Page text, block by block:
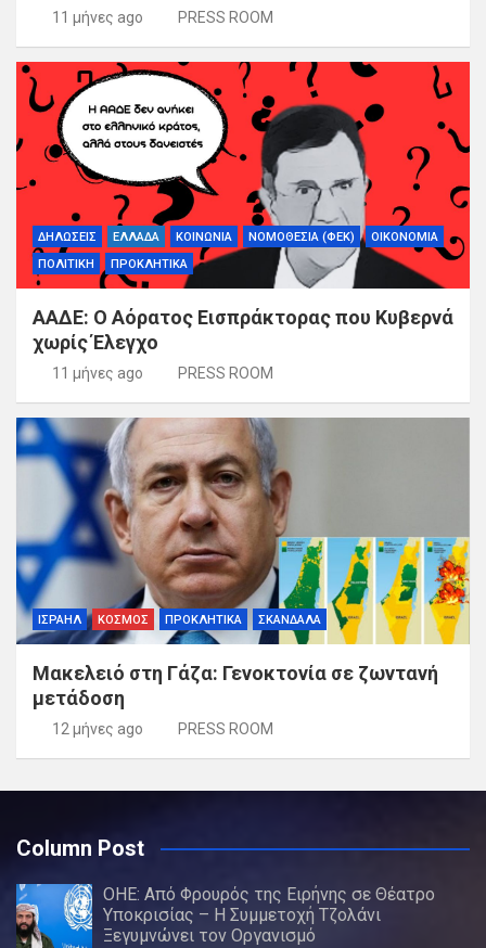
11 μήνες ago PRESS ROOM
ΔΗΛΩΣΕΙΣ ΕΛΛΑΔΑ ΚΟΙΝΩΝΙΑ ΝΟΜΟΘΕΣΙΑ (ΦΕΚ)
ΟΙΚΟΝΟΜΙΑ
ΠΟΛΙΤΙΚΗ
ΠΡΟΚΛΗΤΙΚΑ
ΑΑΔΕ: Ο Αόρατος Εισπράκτορας που Κυβερνά
χωρίς Έλεγχο
11 μήνες ago PRESS ROOM
ΙΣΡΑΗΛ ΚΟΣΜΟΣ ΠΡΟΚΛΗΤΙΚΑ ΣΚΑΝΔΑΛΑ
Μακελειό στη Γάζα: Γενοκτονία σε ζωντανή
μετάδοση
12 μήνες ago PRESS ROOM
Column Post
ΟΗΕ: Από Φρουρός της Ειρήνης σε Θέατρο
Υποκρισίας – Η Συμμετοχή Τζολάνι
Ξεγυμνώνει τον Οργανισμό